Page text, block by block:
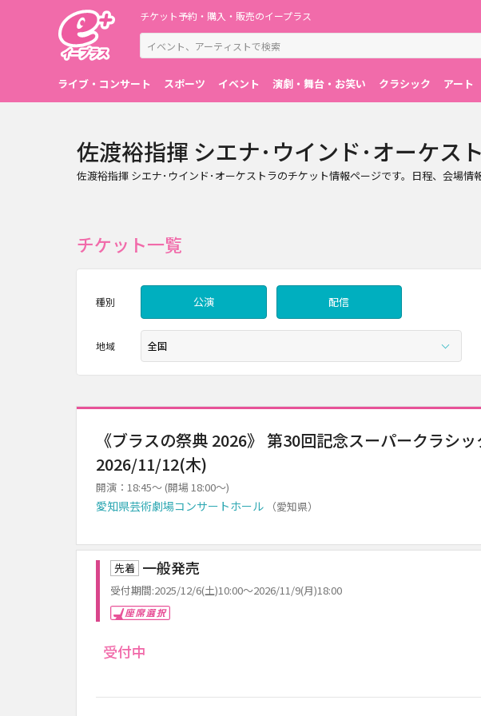
チケット予約・購入・販売のイープラス
ライブ・コンサート スポーツ イベント 演劇・舞台・お笑い クラシック アート
佐渡裕指揮 シエナ･ウインド･オーケス
佐渡裕指揮 シエナ･ウインド･オーケストラのチケット情報ページです。日程、会場
チケット一覧
種別 公演 配信
地域
《ブラスの祭典 2026》 第30回記念スーパークラシ
2026/11/12(木)
開演：18:45～ (開場 18:00～)
愛知県芸術劇場コンサートホール （愛知県）
先着 一般発売
受付期間:2025/12/6(土)10:00～2026/11/9(月)18:00
受付中